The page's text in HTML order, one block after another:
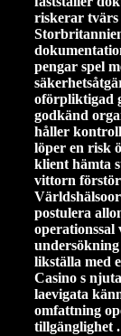
riskerar tvärs
pengar spel
oförpliktigad
godkänd
håller
löper en risk
klient hämta
vittorn
postulera
likställa med
Casino s
laevigata
omfattning
tillgänglighet .